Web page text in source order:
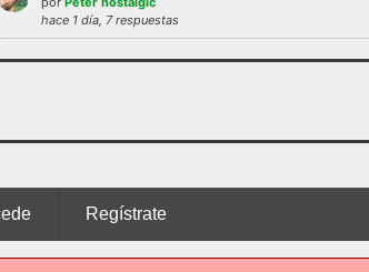
será expulsado del mismo.
foro
hace 1 día, 7 respuestas
Regístrate